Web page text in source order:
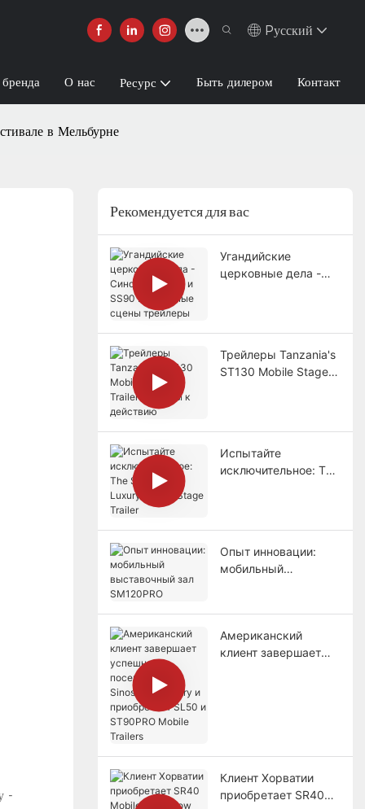
Pусский
О нас Ресурс Быть дилером Контакт
в Мельбурне
-
Рекомендуется для вас
Угандийские
церковные дела -
Трейлеры Tanzania's
ST130 Mobile Stage
Испытайте
исключительное: The
Опыт инновации:
мобильный
Американский
клиент завершает
Клиент Хорватии
приобретает SR40